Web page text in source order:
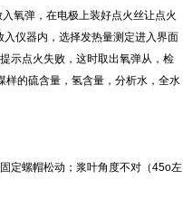
氧弹，在电极上装好点火丝让点火
仪器内，选择发热量测定进入界面
示点火失败，这时取出氧弹从，检
样的硫含量，氢含量，分析水，全水
定螺帽松动；浆叶角度不对（45o左